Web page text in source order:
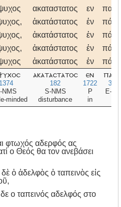
ακαταστατος εν
ἀκατάστατος ἐν
ἀκατάστατος ἐν
ἀκατάστατος ἐν
ἀκατάστατος ἐν
1374
NMS
minded
ακαταστατοσ
182
S-NMS
disturbance
εν
1722
P
in
E-
φτωχός αδερφός ας
ο Θεός θα τον ανεβάσει
ὁ ἀδελφὸς ὁ ταπεινὸς εἰς
ο ταπεινός αδελφός στο